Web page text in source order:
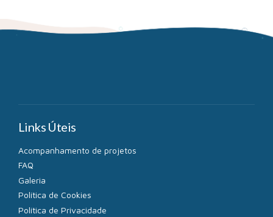
Links Úteis
Acompanhamento de projetos
FAQ
Galeria
Política de Cookies
Política de Privacidade